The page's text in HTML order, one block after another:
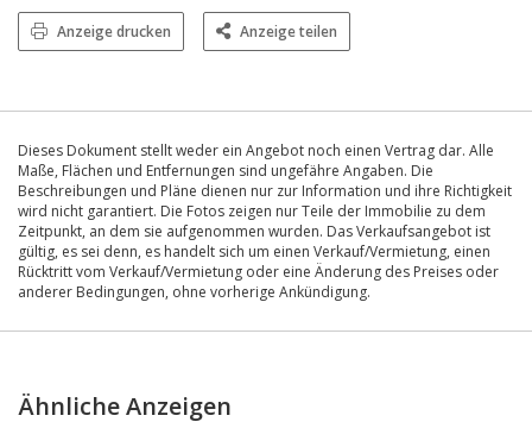
Anzeige drucken Anzeige teilen
Dieses Dokument stellt weder ein Angebot noch einen Vertrag dar. Alle
Maße, Flächen und Entfernungen sind ungefähre Angaben. Die
Beschreibungen und Pläne dienen nur zur Information und ihre Richtigkeit
wird nicht garantiert. Die Fotos zeigen nur Teile der Immobilie zu dem
Zeitpunkt, an dem sie aufgenommen wurden. Das Verkaufsangebot ist
gültig, es sei denn, es handelt sich um einen Verkauf/Vermietung, einen
Rücktritt vom Verkauf/Vermietung oder eine Änderung des Preises oder
anderer Bedingungen, ohne vorherige Ankündigung.
Ähnliche Anzeigen